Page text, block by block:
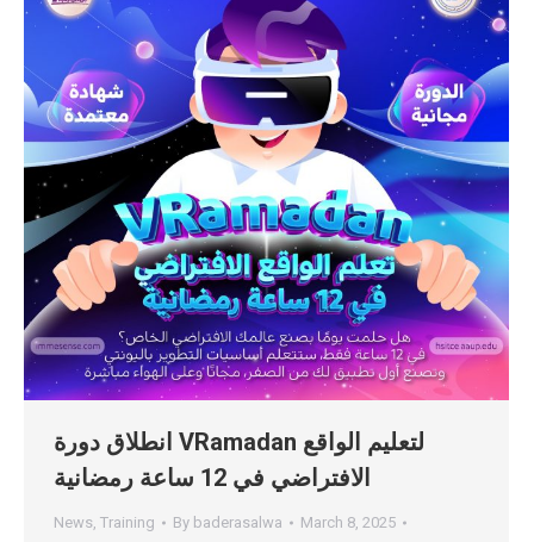
انطلاق دورة VRamadan لتعليم الواقع
الافتراضي في 12 ساعة رمضانية
News, Training By baderasalwa
March 8, 2025